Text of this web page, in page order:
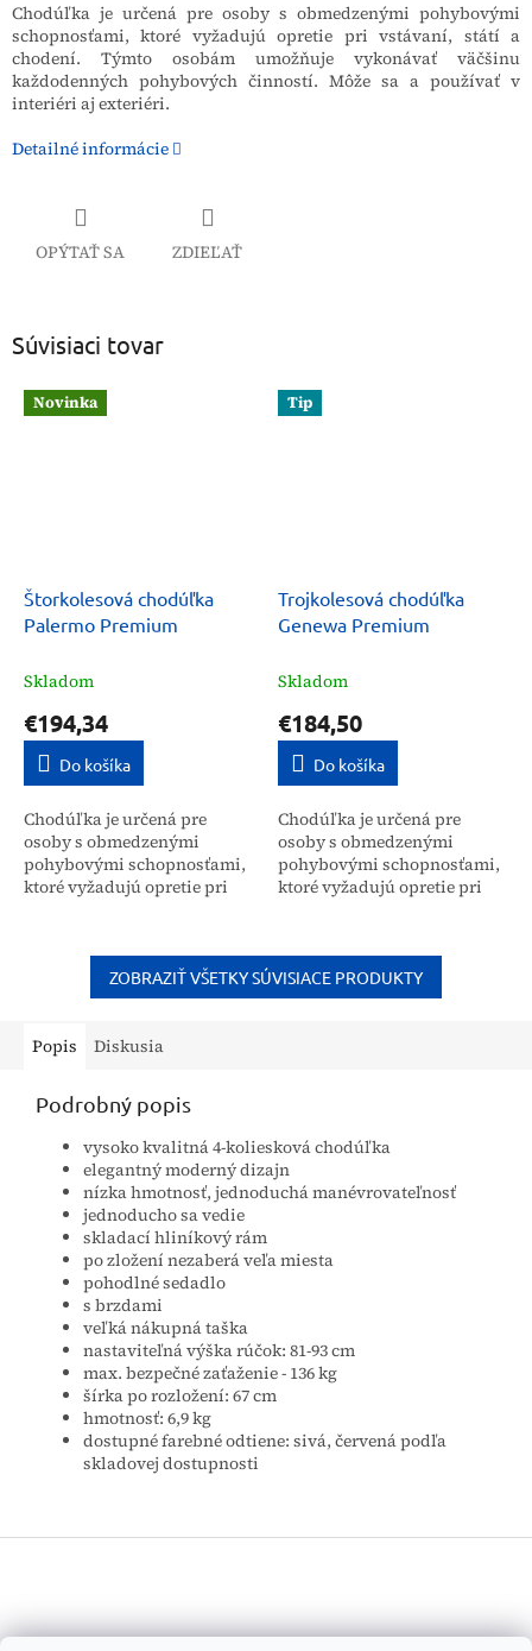
Chodúľka je určená pre osoby s obmedzenými pohybovými
schopnosťami, ktoré vyžadujú opretie pri vstávaní, státí a
chodení. Týmto osobám umožňuje vykonávať väčšinu
každodenných pohybových činností. Môže sa a používať v
interiéri aj exteriéri.
Detailné informácie
OPÝTAŤ SA ZDIEĽAŤ
Súvisiaci tovar
Novinka
Štorkolesová chodúľka
Palermo Premium
Skladom
€194,34
Do košíka
Chodúľka je určená pre
osoby s obmedzenými
pohybovými schopnosťami,
ktoré vyžadujú opretie pri
vykonávať väčšinu
každodenných...
Tip
Trojkolesová chodúľka
Genewa Premium
Skladom
€184,50
Do košíka
Chodúľka je určená pre
osoby s obmedzenými
pohybovými schopnosťami,
ktoré vyžadujú opretie pri
vykonávať väčšinu
každodenných...
ZOBRAZIŤ VŠETKY SÚVISIACE PRODUKTY
Popis Diskusia
Podrobný popis
vysoko kvalitná 4-koliesková chodúľka
elegantný moderný dizajn
nízka hmotnosť, jednoduchá manévrovateľnosť
jednoducho sa vedie
skladací hliníkový rám
po zložení nezaberá veľa miesta
pohodlné sedadlo
s brzdami
veľká nákupná taška
nastaviteľná výška rúčok: 81-93 cm
max. bezpečné zaťaženie - 136 kg
šírka po rozložení: 67 cm
hmotnosť: 6,9 kg
dostupné farebné odtiene: sivá, červená podľa
skladovej dostupnosti
ä